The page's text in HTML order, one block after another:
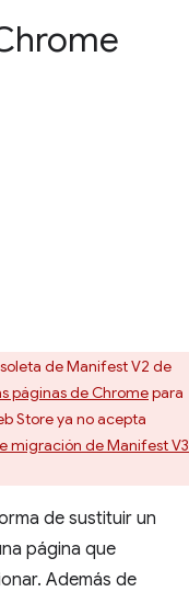
de Manifest V2 de
páginas de Chromepara
Store ya no acepta
migración de Manifest V3
de sustituir un
página que
Además de